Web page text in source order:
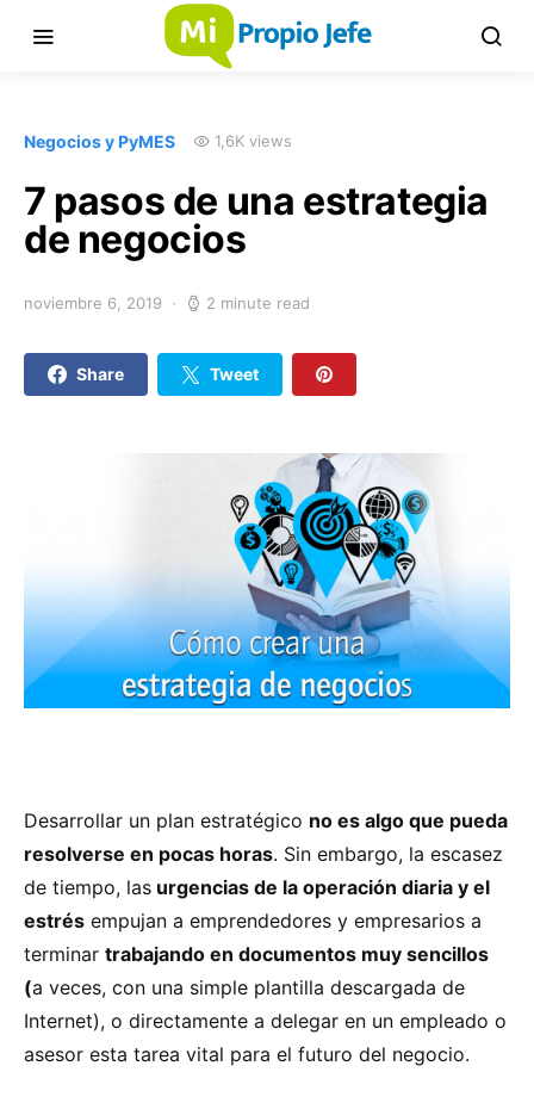
Negocios y PyMES 1,6K views
7 pasos de una estrategia
de negocios
noviembre 6, 2019 2 minute read
Share Tweet
Desarrollar un plan estratégico no es algo que pueda
resolverse en pocas horas. Sin embargo, la escasez
de tiempo, las urgencias de la operación diaria y el
estrés empujan a emprendedores y empresarios a
terminar trabajando en documentos muy sencillos
(a veces, con una simple plantilla descargada de
Internet), o directamente a delegar en un empleado o
asesor esta tarea vital para el futuro del negocio.